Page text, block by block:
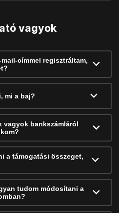
vagyok
címmel regisztráltam,
mi a baj?
vagyok bankszámláról
a támogatási összeget,
tudom módosítani a